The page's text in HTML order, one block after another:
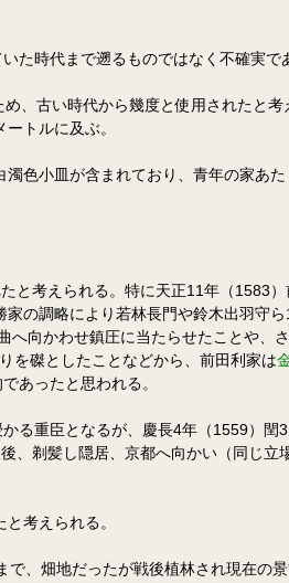
た時代まで遡るものではなく不確実で
、古い時代から幾度と使用されたと
トルに及ぶ。
色小皿が含まれており、青年の家あ
と考えられる。特に天正11年（1583
の調略により若林長門や鈴木出羽守
向かわせ鎮圧に当たらせたことや、
を磔としたことなどから、前田利家は
あったと思われる。
る重臣となるが、慶長4年（1559）閏
、剃髪し隠居、京都へ向かい（同じ立
考えられる。
、畑地だったが戦後植林され現在の景